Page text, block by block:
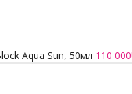
Aqua Sun, 50мл 110 000